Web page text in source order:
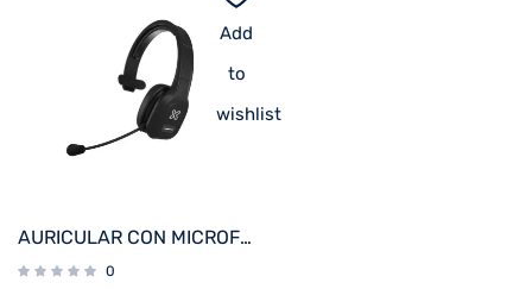
Add
to
wishlist
AURICULAR CON MICROFONO KLIP KCH-750 VOXCOM WIRELESS/BT/1JACK NEGRO
0